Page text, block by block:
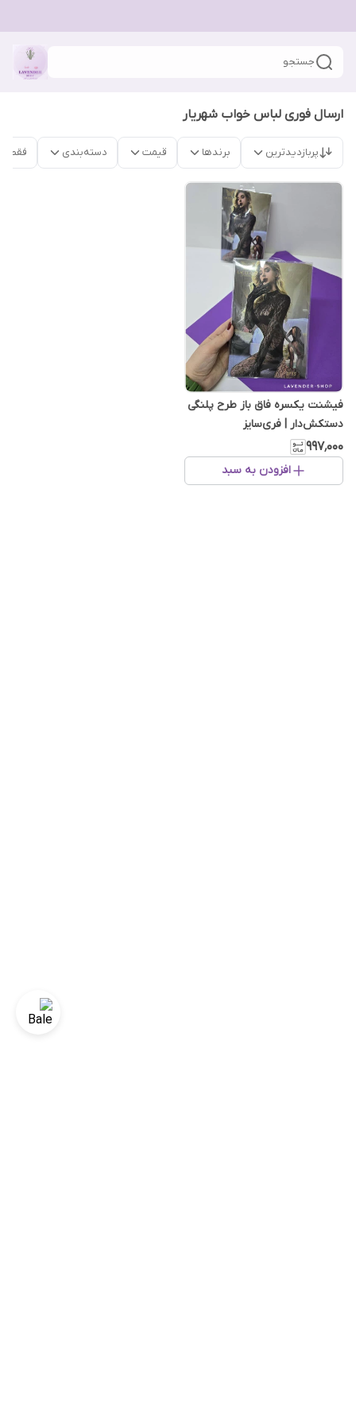
جستجو
ارسال فوری لباس خواب شهریار
پربازدیدترین برندها قیمت دسته‌بندی فقط
فیشنت یکسره فاق باز طرح پلنگی
دستکش‌دار | فری‌سایز
۹۹۷٬۰۰۰
افزودن به سبد